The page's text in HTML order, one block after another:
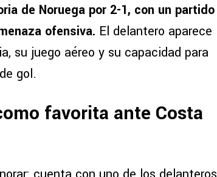
de Noruega por 2-1, con un partido
ofensiva. El delantero aparece
su juego aéreo y su capacidad para
gol.
favorita ante Costa